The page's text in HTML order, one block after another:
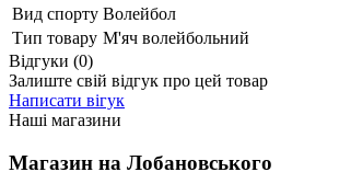
Вид спорту Волейбол
Тип товару М'яч волейбольний
Відгуки (0)
Залиште свій відгук про цей товар
Написати вігук
Наші магазини
Магазин на Лобановського